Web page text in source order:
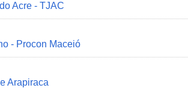
Acre - TJAC
- Procon Maceió
Arapiraca